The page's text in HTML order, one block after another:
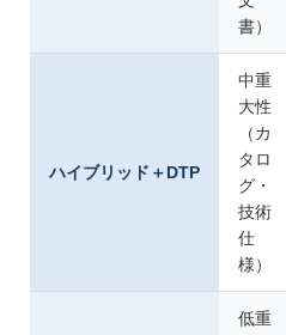
書）
ハイブリッド＋DTP
中重
大性
（カ
タロ
グ・
技術
仕
様）
低重